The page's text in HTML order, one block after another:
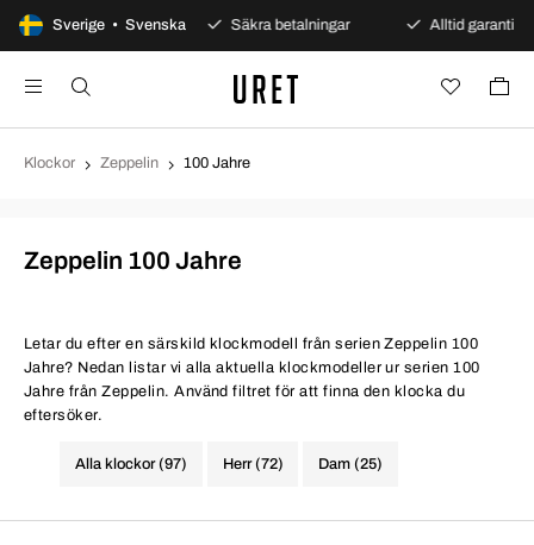
Sverige • Svenska
dagars öppet köp Säkra betalningar Alltid garanti
Klockor Zeppelin 100 Jahre
Zeppelin 100 Jahre
Letar du efter en särskild klockmodell från serien Zeppelin 100
Jahre? Nedan listar vi alla aktuella klockmodeller ur serien 100
Jahre från Zeppelin. Använd filtret för att finna den klocka du
eftersöker.
Alla klockor (97) Herr (72) Dam (25)